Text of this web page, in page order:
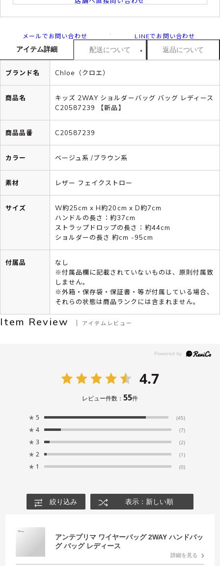
メールでお問い合わせ LINEでお問い合わせ
アイテム詳細 配送について 返品について
ブランド名 Chloe（クロエ）
商品名
キッズ 2WAY ショルダーバッグ バッグ レディース
C20587239 【新品】
商品品番 C20587239
カラー ベージュ系 /ブラウン系
素材 レザー フェイクストロー
サイズ
W約25cm x H約20cm x D約7cm
ハンドルの長さ：約37cm
ストラップドロップの長さ：約44cm
ショルダーの長さ 約cm -95cm
付属品
なし
※付属品欄に記載されていないものは、原則付属致
しません。
※外箱・保存袋・保証書・等が付属している場合、
それらの状態は商品ランクには含まれません。
Item Review アイテムレビュー
4.7
レビュー件数： 55件
★ 5 (45)
★ 4 (7)
★ 3 (2)
★ 2 (1)
★ 1 (0)
絞り込み 表示：新しい順
アンテプリマ ワイヤーバッグ 2WAY ハンドバッ
グ バッグ レディース
詳細を見る